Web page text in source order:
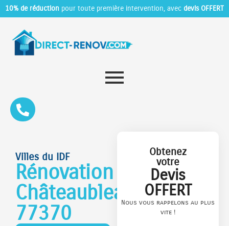
10% de réduction pour toute première intervention, avec devis OFFERT
Villes du IDF
Rénovation
Châteaubleau
77370
Obtenez
votre
Devis
OFFERT
Nous vous rappelons au plus
vite !